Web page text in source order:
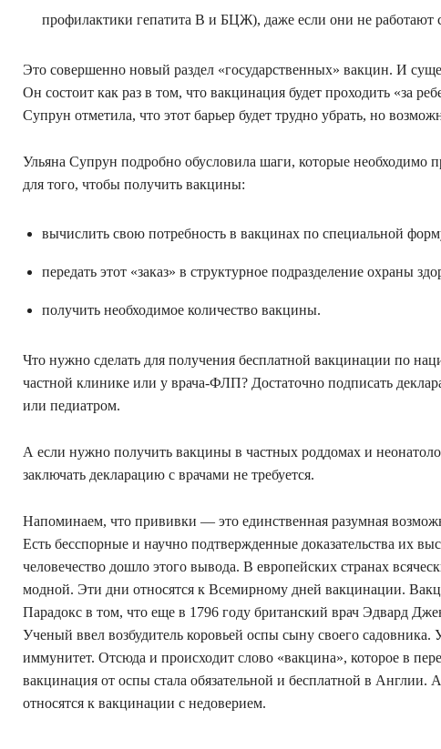
профилактики гепатита В и БЦЖ), даже если они не работают
Это совершенно новый раздел «государственных» вакцин. И
Он состоит как раз в том, что вакцинация будет проходить «за
Супрун отметила, что этот барьер будет трудно убрать, но
Ульяна Супрун подробно обусловила шаги, которые необходимо
для того, чтобы получить вакцины:
вычислить свою потребность в вакцинах по специальной
передать этот «заказ» в структурное подразделение охраны
получить необходимое количество вакцины.
Что нужно сделать для получения бесплатной вакцинации по
частной клинике или у врача-ФЛП? Достаточно подписать
или педиатром.
А если нужно получить вакцины в частных роддомах и
заключать декларацию с врачами не требуется.
Напоминаем, что прививки — это единственная разумная
Есть бесспорные и научно подтвержденные доказательства их
человечество дошло этого вывода. В европейских странах
модной. Эти дни относятся к Всемирному дней вакцинации.
Парадокс в том, что еще в 1796 году британский врач Эдвард
Ученый ввел возбудитель коровьей оспы сыну своего
иммунитет. Отсюда и происходит слово «вакцина», которое в
вакцинация от оспы стала обязательной и бесплатной в Англии.
относятся к вакцинации с недоверием.